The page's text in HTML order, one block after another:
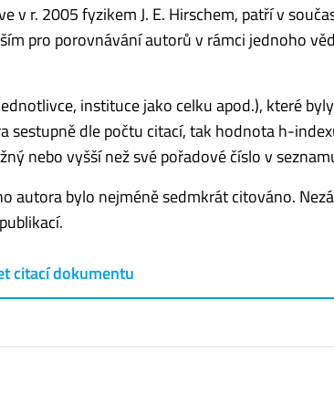
r. 2005 fyzikem J. E. Hirschem, patří v
pro porovnávání autorů v rámci jednoho
instituce jako celku apod.), které
dle počtu citací, tak hodnota h-
nebo vyšší než své pořadové číslo v
autora bylo nejméně sedmkrát citováno.
citací dokumentu